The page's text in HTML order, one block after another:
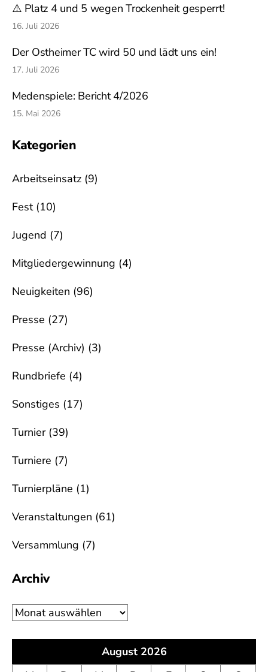
⚠️ Platz 4 und 5 wegen Trockenheit gesperrt!
16. Juli 2026
Der Ostheimer TC wird 50 und lädt uns ein!
17. Juli 2026
Medenspiele: Bericht 4/2026
15. Mai 2026
Kategorien
Arbeitseinsatz (9)
Fest(10)
Jugend (7)
Mitgliedergewinnung (4)
Neuigkeiten (96)
Presse (27)
Presse (Archiv) (3)
Rundbriefe (4)
Sonstiges (17)
Turnier(39)
Turniere (7)
Turnierpläne (1)
Veranstaltungen (61)
Versammlung (7)
Archiv
Archiv
August 2026